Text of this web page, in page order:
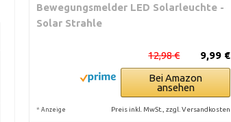
Bewegungsmelder LED Solarleuchte -
Solar Strahle
9,99 €
12,98 €
Bei Amazon
ansehen
* Anzeige Preis inkl. MwSt., zzgl. Versandkosten